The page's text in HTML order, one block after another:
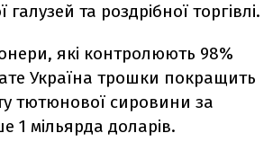
та роздрібної торгівлі.
які контролюють 98%
Україна трошки покращить
тютюнової сировини за
1 мільярда доларів.